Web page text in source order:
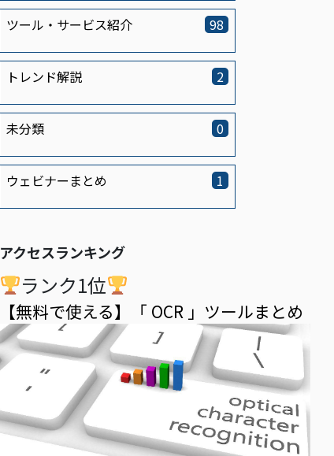
ツール・サービス紹介 98
トレンド解説 2
未分類 0
ウェビナーまとめ 1
アクセスランキング
ランク1位
【無料で使える】「 OCR 」ツールまとめ